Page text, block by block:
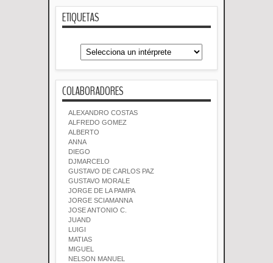
ETIQUETAS
COLABORADORES
ALEXANDRO COSTAS
ALFREDO GOMEZ
ALBERTO
ANNA
DIEGO
DJMARCELO
GUSTAVO DE CARLOS PAZ
GUSTAVO MORALE
JORGE DE LA PAMPA
JORGE SCIAMANNA
JOSE ANTONIO C.
JUAND
LUIGI
MATIAS
MIGUEL
NELSON MANUEL